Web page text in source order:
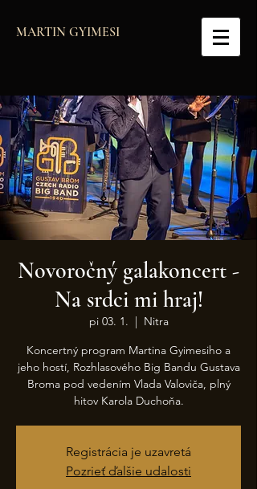
MARTIN GYIMESI
Novoročný galakoncert -
Na srdci mi hraj!
pi 03. 1.
  |
Nitra
Koncertný program Martina Gyimesiho a
jeho hostí, Rozhlasového Big Bandu Gustava
Broma pod vedením Vlada Valoviča, plný
hitov Karola Duchoňa.
Registrácia je uzavretá
Pozrieť ďalšie udalosti